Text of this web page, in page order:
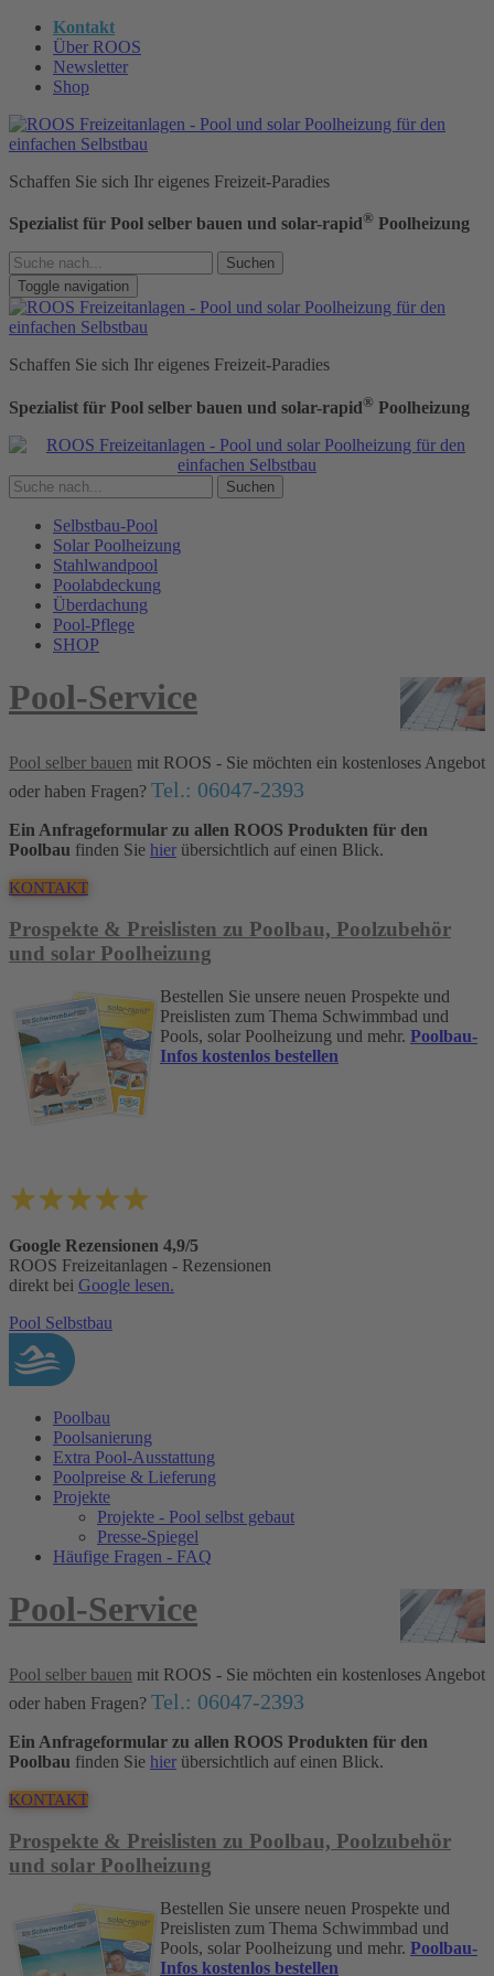
Kontakt
Über ROOS
Newsletter
Shop
Schaffen Sie sich Ihr eigenes Freizeit-Paradies
Spezialist für Pool selber bauen und solar-rapid® Poolheizung
Suchen
Toggle navigation
Schaffen Sie sich Ihr eigenes Freizeit-Paradies
Spezialist für Pool selber bauen und solar-rapid® Poolheizung
Suchen
Selbstbau-Pool
Solar Poolheizung
Stahlwandpool
Poolabdeckung
Überdachung
Pool-Pflege
SHOP
Pool-Service
Pool selber bauen mit ROOS - Sie möchten ein kostenloses Angebot
oder haben Fragen? Tel.: 06047-2393
Ein Anfrageformular zu allen ROOS Produkten für den
Poolbau finden Sie hier übersichtlich auf einen Blick.
KONTAKT
Prospekte & Preislisten zu Poolbau, Poolzubehör
und solar Poolheizung
Bestellen Sie unsere neuen Prospekte und
Preislisten zum Thema Schwimmbad und
Pools, solar Poolheizung und mehr. Poolbau-
Infos kostenlos bestellen
Google Rezensionen 4,9/5
ROOS Freizeitanlagen - Rezensionen
direkt bei Google lesen.
Pool Selbstbau
Poolbau
Poolsanierung
Extra Pool-Ausstattung
Poolpreise & Lieferung
Projekte
Projekte - Pool selbst gebaut
Presse-Spiegel
Häufige Fragen - FAQ
Pool-Service
Pool selber bauen mit ROOS - Sie möchten ein kostenloses Angebot
oder haben Fragen? Tel.: 06047-2393
Ein Anfrageformular zu allen ROOS Produkten für den
Poolbau finden Sie hier übersichtlich auf einen Blick.
KONTAKT
Prospekte & Preislisten zu Poolbau, Poolzubehör
und solar Poolheizung
Bestellen Sie unsere neuen Prospekte und
Preislisten zum Thema Schwimmbad und
Pools, solar Poolheizung und mehr. Poolbau-
Infos kostenlos bestellen